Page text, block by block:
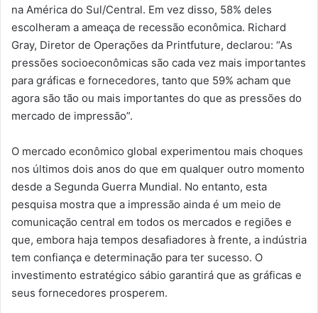
na América do Sul/Central. Em vez disso, 58% deles
escolheram a ameaça de recessão econômica. Richard
Gray, Diretor de Operações da Printfuture, declarou: “As
pressões socioeconômicas são cada vez mais importantes
para gráficas e fornecedores, tanto que 59% acham que
agora são tão ou mais importantes do que as pressões do
mercado de impressão”.
O mercado econômico global experimentou mais choques
nos últimos dois anos do que em qualquer outro momento
desde a Segunda Guerra Mundial. No entanto, esta
pesquisa mostra que a impressão ainda é um meio de
comunicação central em todos os mercados e regiões e
que, embora haja tempos desafiadores à frente, a indústria
tem confiança e determinação para ter sucesso. O
investimento estratégico sábio garantirá que as gráficas e
seus fornecedores prosperem.